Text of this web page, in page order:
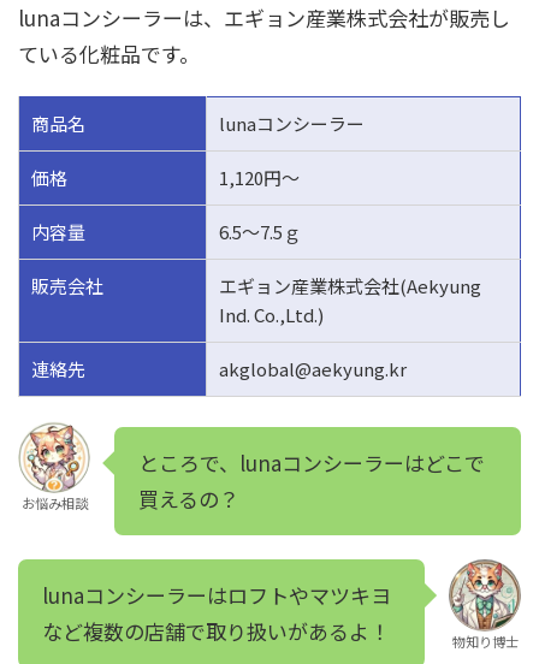
lunaコンシーラーは、エギョン産業株式会社が販売し
ている化粧品です。
商品名 lunaコンシーラー
価格 1,120円～
内容量 6.5～7.5ｇ
販売会社
エギョン産業株式会社(Aekyung
Ind. Co.,Ltd.)
連絡先 akglobal@aekyung.kr
お悩み相談
ところで、lunaコンシーラーはどこで
買えるの？
lunaコンシーラーはロフトやマツキヨ
など複数の店舗で取り扱いがあるよ！
物知り博士